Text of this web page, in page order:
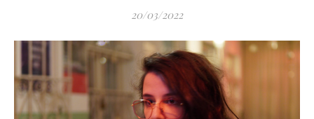
20/03/2022